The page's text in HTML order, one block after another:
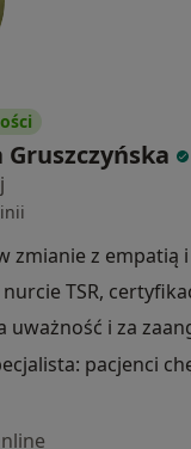
zmianie z empatią
TSR,
uważność i za
pacjenci